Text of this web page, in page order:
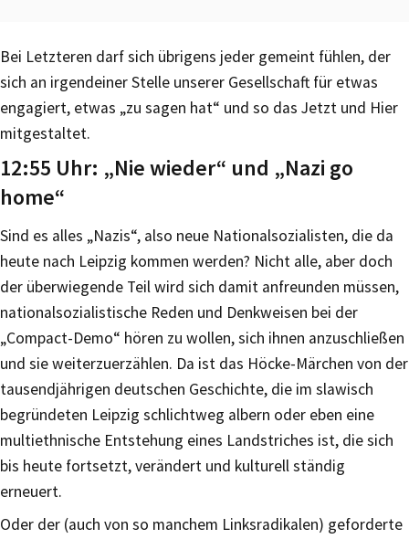
Bei Letzteren darf sich übrigens jeder gemeint fühlen, der
sich an irgendeiner Stelle unserer Gesellschaft für etwas
engagiert, etwas „zu sagen hat“ und so das Jetzt und Hier
mitgestaltet.
12:55 Uhr: „Nie wieder“ und „Nazi go
home“
Sind es alles „Nazis“, also neue Nationalsozialisten, die da
heute nach Leipzig kommen werden? Nicht alle, aber doch
der überwiegende Teil wird sich damit anfreunden müssen,
nationalsozialistische Reden und Denkweisen bei der
„Compact-Demo“ hören zu wollen, sich ihnen anzuschließen
und sie weiterzuerzählen. Da ist das Höcke-Märchen von der
tausendjährigen deutschen Geschichte, die im slawisch
begründeten Leipzig schlichtweg albern oder eben eine
multiethnische Entstehung eines Landstriches ist, die sich
bis heute fortsetzt, verändert und kulturell ständig
erneuert.
Oder der (auch von so manchem Linksradikalen) geforderte